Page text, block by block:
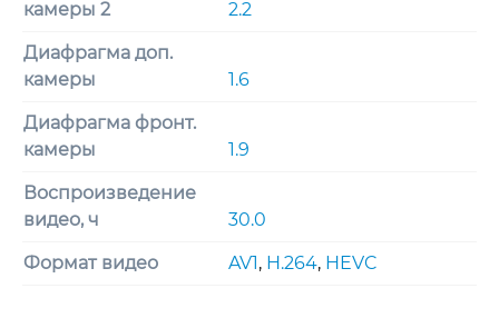
камеры 2
2.2
Диафрагма доп.
камеры
1.6
Диафрагма фронт.
камеры
1.9
Воспроизведение
видео, ч
30.0
Формат видео AV1, H.264, HEVC